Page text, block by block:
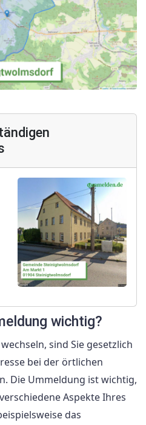
wichtig?
sind Sie gesetzlich
bei der örtlichen
Die Ummeldung ist wichtig,
Aspekte Ihres
das